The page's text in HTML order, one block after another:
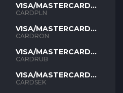
VISA/MASTERCARD
PLN
CARDPLN
VISA/MASTERCARD
RON
CARDRON
VISA/MASTERCARD
RUB
CARDRUB
VISA/MASTERCARD
SEK
CARDSEK